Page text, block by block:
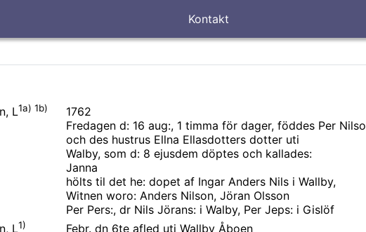
Kontakt
L1a) 1b)
1762
Fredagen d: 16 aug:, 1 timma för dager, föddes Per
och des hustrus Ellna Ellasdotters dotter uti
Walby, som d: 8 ejusdem döptes och kallades:
Janna
hölts til det he: dopet af Ingar Anders Nils i Wallby,
Witnen woro: Anders Nilson, Jöran Olsson
Per Pers:, dr Nils Jörans: i Walby, Per Jeps: i Gislöf
L1)
Febr. dn 6te afled uti Wallby Åboen